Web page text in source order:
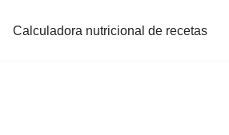
Calculadora nutricional de recetas